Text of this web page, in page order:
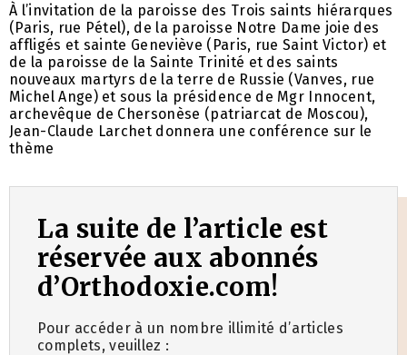
À l’invitation de la paroisse des Trois saints hiérarques
(Paris, rue Pétel), de la paroisse Notre Dame joie des
affligés et sainte Geneviève (Paris, rue Saint Victor) et
de la paroisse de la Sainte Trinité et des saints
nouveaux martyrs de la terre de Russie (Vanves, rue
Michel Ange) et sous la présidence de Mgr Innocent,
archevêque de Chersonèse (patriarcat de Moscou),
Jean-Claude Larchet donnera une conférence sur le
thème
La suite de l’article est
réservée aux abonnés
d’Orthodoxie.com!
Pour accéder à un nombre illimité d’articles
complets, veuillez :